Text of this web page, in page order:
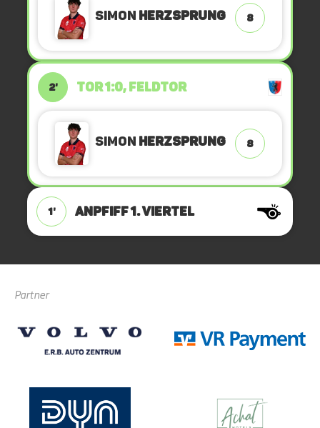
Simon Herzsprung 8
2' TOR 1:0, FELDTOR
Simon Herzsprung 8
1' ANPFIFF 1. Viertel
Partner